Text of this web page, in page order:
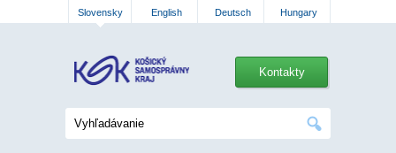
Slovensky English Deutsch Hungary
Kontakty